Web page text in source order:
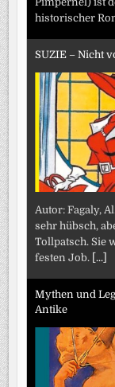
historischer
SUZIE – Nicht
Autor: Fagaly,
sehr hübsch,
Tollpatsch. Sie
festen Job. [...]
Mythen und
Antike